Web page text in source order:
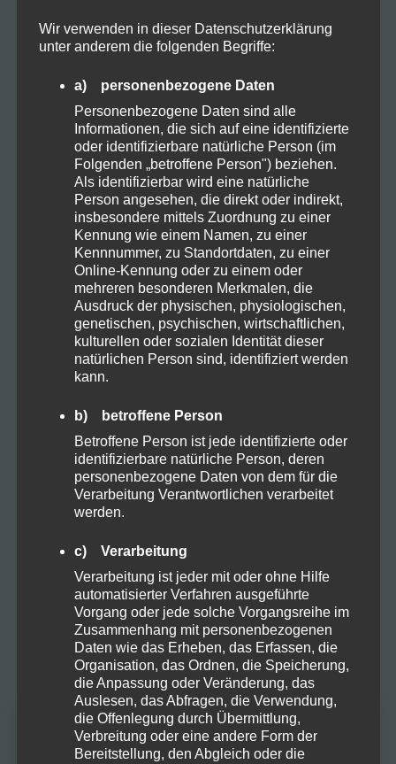
Allgemein
Cannabis
CBD
CBD Öl
Darmpflege
Grow
Harvest
Kosmetik
Natural
Proteine
Rezepte
Sucht
Vapes Altersprüfung
Wir verwenden in dieser Datenschutzerklärung
unter anderem die folgenden Begriffe:
a) personenbezogene Daten
Personenbezogene Daten sind alle
Informationen, die sich auf eine identifizierte
oder identifizierbare natürliche Person (im
Folgenden „betroffene Person") beziehen.
Als identifizierbar wird eine natürliche
Person angesehen, die direkt oder indirekt,
insbesondere mittels Zuordnung zu einer
Kennung wie einem Namen, zu einer
Kennnummer, zu Standortdaten, zu einer
Online-Kennung oder zu einem oder
mehreren besonderen Merkmalen, die
Ausdruck der physischen, physiologischen,
genetischen, psychischen, wirtschaftlichen,
kulturellen oder sozialen Identität dieser
natürlichen Person sind, identifiziert werden
kann.
b) betroffene Person
Betroffene Person ist jede identifizierte oder
identifizierbare natürliche Person, deren
personenbezogene Daten von dem für die
Verarbeitung Verantwortlichen verarbeitet
werden.
c) Verarbeitung
Verarbeitung ist jeder mit oder ohne Hilfe
automatisierter Verfahren ausgeführte
Vorgang oder jede solche Vorgangsreihe im
Zusammenhang mit personenbezogenen
Daten wie das Erheben, das Erfassen, die
Organisation, das Ordnen, die Speicherung,
die Anpassung oder Veränderung, das
Auslesen, das Abfragen, die Verwendung,
die Offenlegung durch Übermittlung,
Verbreitung oder eine andere Form der
Bereitstellung, den Abgleich oder die